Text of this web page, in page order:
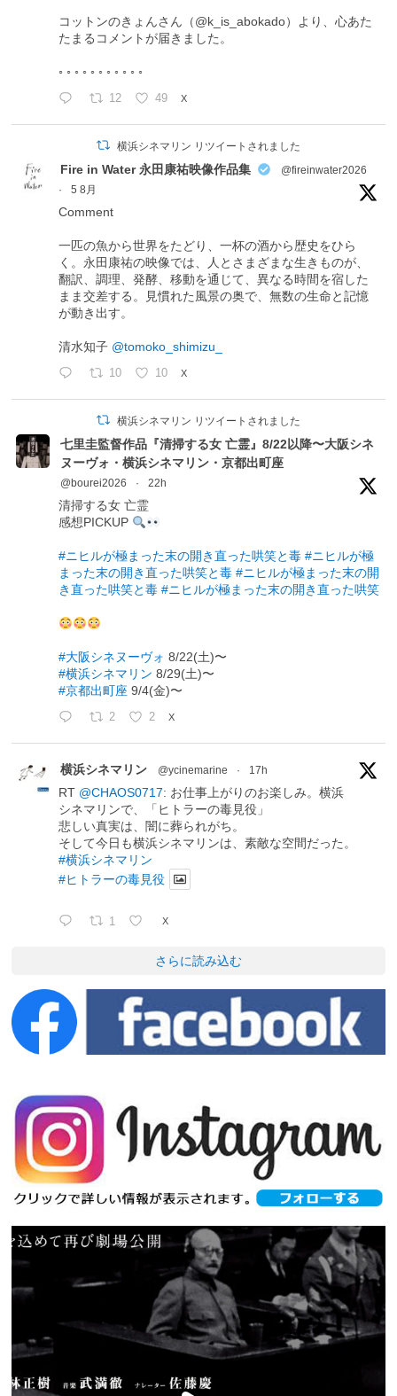
コットンのきょんさん（@k_is_abokado）より、心あた
たまるコメントが届きました。
◦ ◦ ◦ ◦ ◦ ◦ ◦ ◦ ◦ ◦ ◦
12 49 X
横浜シネマリン リツイートされました
Fire in Water 永田康祐映像作品集
@fireinwater2026
·
5 8月
Comment
一匹の魚から世界をたどり、一杯の酒から歴史をひら
く。永田康祐の映像では、人とさまざまな生きものが、
翻訳、調理、発酵、移動を通じて、異なる時間を宿した
まま交差する。見慣れた風景の奥で、無数の生命と記憶
が動き出す。
清水知子 @tomoko_shimizu_
10 10 X
横浜シネマリン リツイートされました
七里圭監督作品『清掃する女 亡霊』8/22以降〜大阪シネ
ヌーヴォ・横浜シネマリン・京都出町座
@bourei2026 · 22h
清掃する女 亡霊
感想PICKUP
#ニヒルが極まった末の開き直った哄笑と毒 #ニヒルが極
まった末の開き直った哄笑と毒 #ニヒルが極まった末の開
き直った哄笑と毒 #ニヒルが極まった末の開き直った哄笑
#大阪シネヌーヴォ 8/22(土)〜
#横浜シネマリン 8/29(土)〜
#京都出町座 9/4(金)〜
2 2 X
横浜シネマリン @ycinemarine · 17h
RT @CHAOS0717: お仕事上がりのお楽しみ。横浜
シネマリンで、「ヒトラーの毒見役」
悲しい真実は、闇に葬られがち。
そして今日も横浜シネマリンは、素敵な空間だった。
#横浜シネマリン
#ヒトラーの毒見役
1 X
さらに読み込む